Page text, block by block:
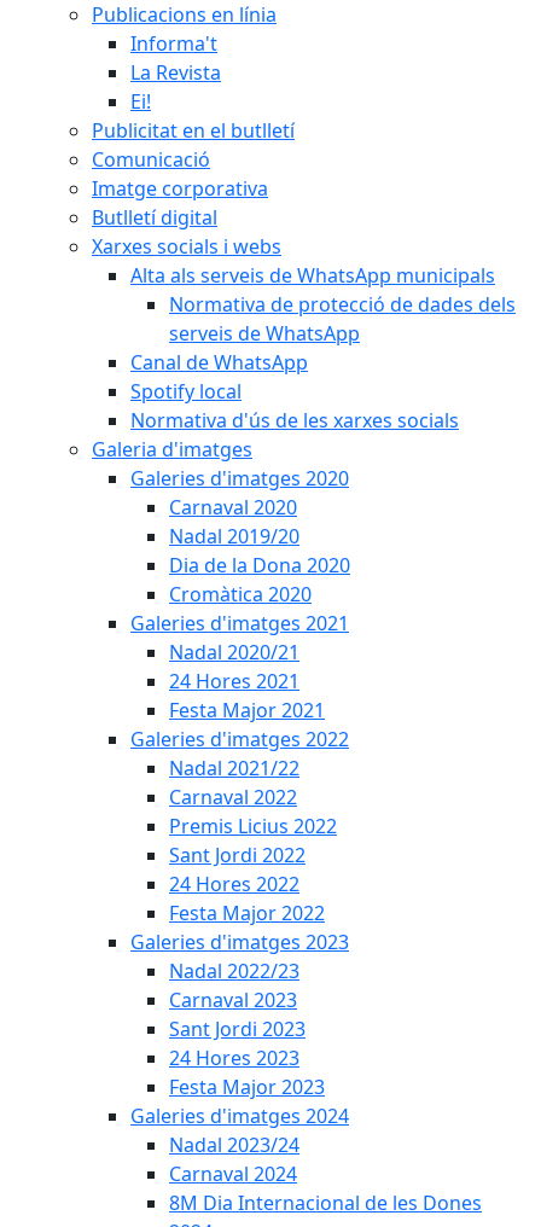
Publicacions en línia
Informa't
La Revista
Ei!
Publicitat en el butlletí
Comunicació
Imatge corporativa
Butlletí digital
Xarxes socials i webs
Alta als serveis de WhatsApp municipals
Normativa de protecció de dades dels
serveis de WhatsApp
Canal de WhatsApp
Spotify local
Normativa d'ús de les xarxes socials
Galeria d'imatges
Galeries d'imatges 2020
Carnaval 2020
Nadal 2019/20
Dia de la Dona 2020
Cromàtica 2020
Galeries d'imatges 2021
Nadal 2020/21
24 Hores 2021
Festa Major 2021
Galeries d'imatges 2022
Nadal 2021/22
Carnaval 2022
Premis Licius 2022
Sant Jordi 2022
24 Hores 2022
Festa Major 2022
Galeries d'imatges 2023
Nadal 2022/23
Carnaval 2023
Sant Jordi 2023
24 Hores 2023
Festa Major 2023
Galeries d'imatges 2024
Nadal 2023/24
Carnaval 2024
8M Dia Internacional de les Dones